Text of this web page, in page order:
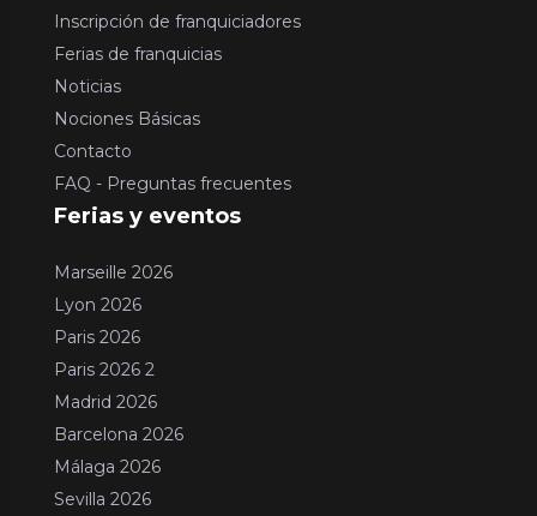
Inscripción de franquiciadores
Ferias de franquicias
Noticias
Nociones Básicas
Contacto
FAQ - Preguntas frecuentes
Ferias y eventos
Marseille 2026
Lyon 2026
Paris 2026
Paris 2026 2
Madrid 2026
Barcelona 2026
Málaga 2026
Sevilla 2026